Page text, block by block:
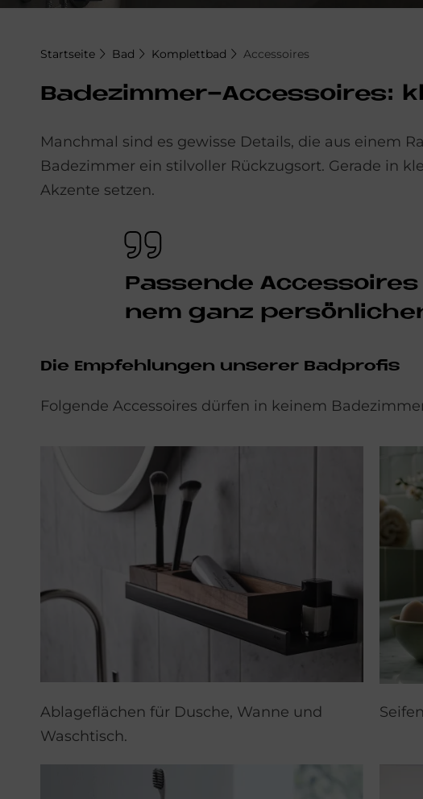
Startseite Bad Komplettbad Accessoires
Ba­de­zim­mer-Ac­ces­soires:
Manchmal sind es gewisse Details, die aus einem
Badezimmer ein stilvoller Rückzugsort. Gerade in
Akzente setzen.
Pas­sen­de
nem ganz
Die Emp­feh­lun­gen un­se­rer Bad­pro­fis
Folgende Accessoires dürfen in keinem
Ablageflächen für Dusche, Wanne und
Waschtisch.